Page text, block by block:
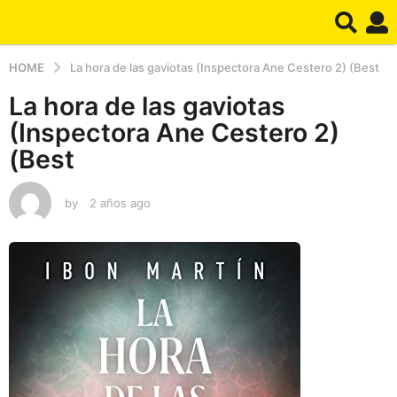
HOME La hora de las gaviotas (Inspectora Ane Cestero 2) (Best
La hora de las gaviotas
(Inspectora Ane Cestero 2)
(Best
by 2 años ago
s
a
o